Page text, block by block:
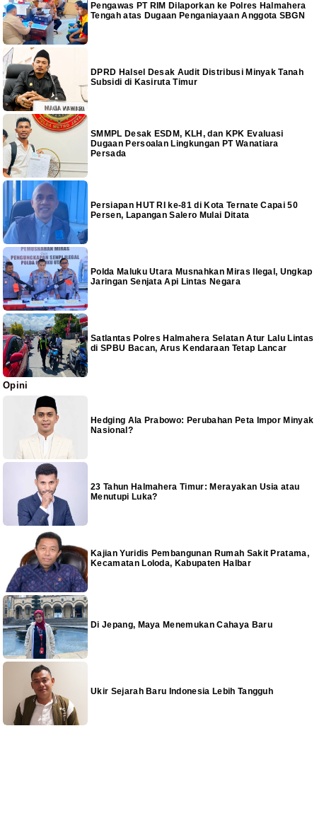
Pengawas PT RIM Dilaporkan ke Polres Halmahera
Tengah atas Dugaan Penganiayaan Anggota SBGN
DPRD Halsel Desak Audit Distribusi Minyak Tanah
Subsidi di Kasiruta Timur
SMMPL Desak ESDM, KLH, dan KPK Evaluasi
Dugaan Persoalan Lingkungan PT Wanatiara
Persada
Persiapan HUT RI ke-81 di Kota Ternate Capai 50
Persen, Lapangan Salero Mulai Ditata
Polda Maluku Utara Musnahkan Miras Ilegal, Ungkap
Jaringan Senjata Api Lintas Negara
Satlantas Polres Halmahera Selatan Atur Lalu Lintas
di SPBU Bacan, Arus Kendaraan Tetap Lancar
Opini
Hedging Ala Prabowo: Perubahan Peta Impor Minyak
Nasional?
23 Tahun Halmahera Timur: Merayakan Usia atau
Menutupi Luka?
Kajian Yuridis Pembangunan Rumah Sakit Pratama,
Kecamatan Loloda, Kabupaten Halbar
Di Jepang, Maya Menemukan Cahaya Baru
Ukir Sejarah Baru Indonesia Lebih Tangguh